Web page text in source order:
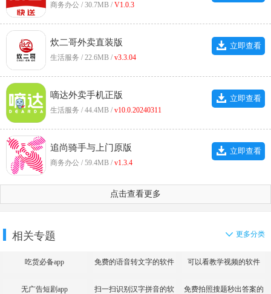
商务办公 / 30.7MB / V1.0.3
炊二哥外卖直装版
生活服务 / 22.6MB / v3.3.04
立即查看
嘀达外卖手机正版
生活服务 / 44.4MB / v10.0.20240311
立即查看
追尚骑手与上门原版
商务办公 / 59.4MB / v1.3.4
立即查看
点击查看更多
相关专题 更多分类
吃货必备app 免费的语音转文字的软件 可以看教学视频的软件
无广告短剧app 扫一扫识别汉字拼音的软 免费拍照搜题秒出答案的